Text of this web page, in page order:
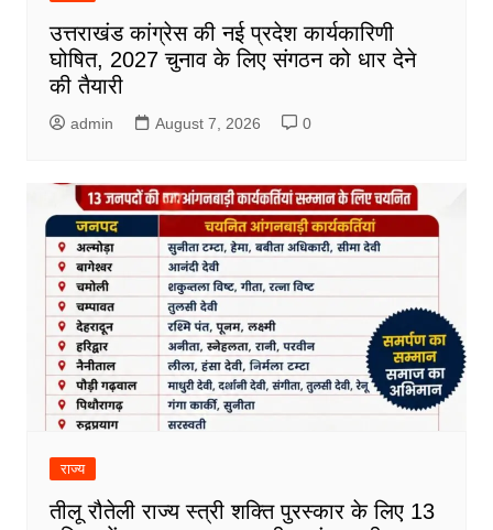
उत्तराखंड कांग्रेस की नई प्रदेश कार्यकारिणी
घोषित, 2027 चुनाव के लिए संगठन को धार देने
की तैयारी
admin August 7, 2026 0
राज्य
तीलू रौतेली राज्य स्त्री शक्ति पुरस्कार के लिए 13